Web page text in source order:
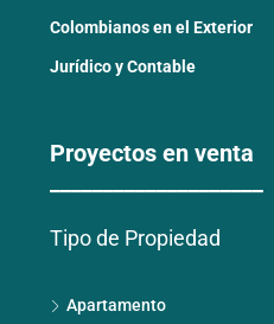
Colombianos en el Exterior
Jurídico y Contable
Proyectos en venta
Tipo de Propiedad
Apartamento